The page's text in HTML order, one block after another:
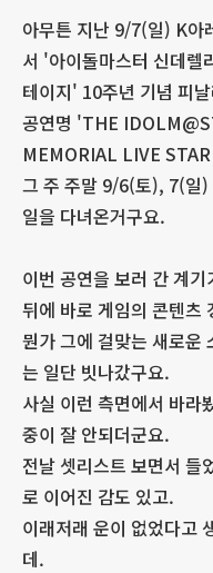
아무튼 지난 9/7(일) K
서 '아이돌마스터 신데렐
테이지' 10주년 기념 피
공연명 'THE
MEMORIAL LIVE
그 주 주말 9/6(토), 7(일)
일을 다녀온거구요.
이번 공연을 보러 간 계
뒤에 바로 게임의 콘텐츠
뭔가 그에 걸맞는 새로운
는 일단 빗나갔구요.
사실 이런 측면에서 바라
중이 잘 안되더군요.
전날 셋리스트 보면서 들
로 이어진 감도 있고.
이래저래 운이 없었다고
데.